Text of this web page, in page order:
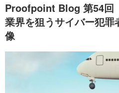
Proofpoint Blog 第54回
業界を狙うサイバー犯
像